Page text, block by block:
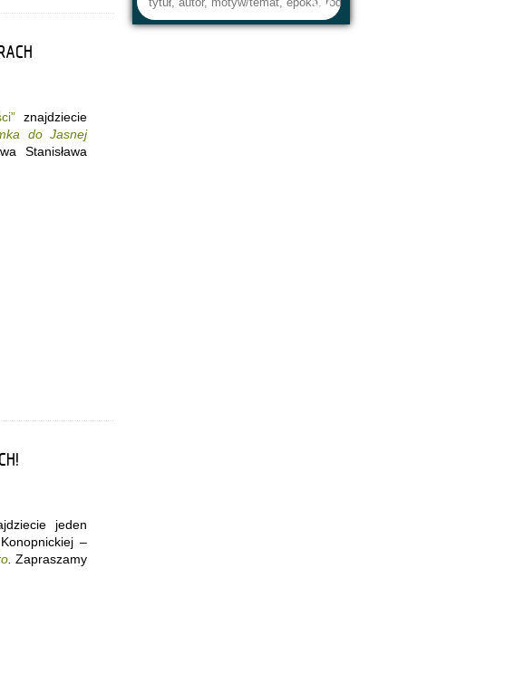
znajdziecie
do Jasnej
Stanisława
jeden
–
. Zapraszamy